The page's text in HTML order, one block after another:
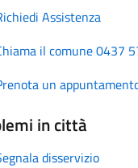
Assistenza
il comune 0437
un
in città
disservizio